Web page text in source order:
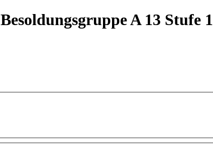
Besoldungsgruppe A 13 Stufe 1